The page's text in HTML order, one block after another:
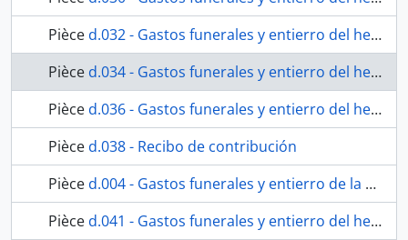
Pièced.032 - Gastos funerales y entierro del hermano José Francisco Rubio.
Pièce d.034 - Gastos funerales y entierro del hermano José Francisco Rubio.
Pièced.036 - Gastos funerales y entierro del hermano José Francisco Rubio.
Pièced.038 - Recibo de contribución
Pièced.004 - Gastos funerales y entierro de la hermana Ana María Fernández.
Pièced.041 - Gastos funerales y entierro del hermano José Joaquín Navarro